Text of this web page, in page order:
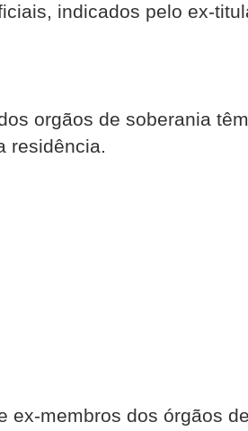
indicados pelo ex-
orgãos de soberania
residência.
ex-membros dos órgãos